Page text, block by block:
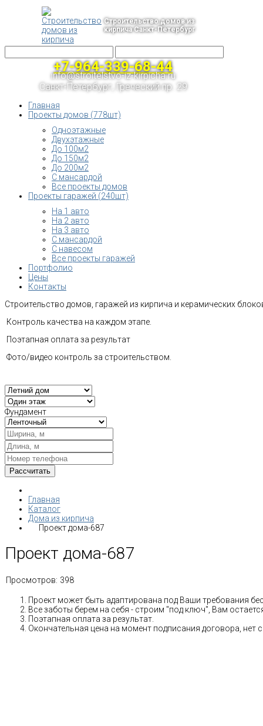
Строительство домов из
кирпича Санкт-Петербург
+7-964-339-68-44
info@stroitelstvo-iz-kirpicha.ru
Санкт-Петербург, Греческий пр. 29
Главная
Проекты домов (778шт)
Одноэтажные
Двухэтажные
До 100м2
До 150м2
До 200м2
С мансардой
Все проекты домов
Проекты гаражей (240шт)
На 1 авто
На 2 авто
На 3 авто
С мансардой
С навесом
Все проекты гаражей
Портфолио
Цены
Контакты
Строительство домов, гаражей из кирпича и керамических
Контроль качества на каждом этапе.
Поэтапная оплата за результат
Фото/видео контроль за строительством.
Фундамент
Главная
Каталог
Дома из кирпича
Проект дома-687
Проект дома-687
Просмотров: 398
Проект может быть адаптирована под Ваши требования
Все заботы берем на себя - строим "под ключ", Вам
Поэтапная оплата за результат.
Окончательная цена на момент подписания договора, нет